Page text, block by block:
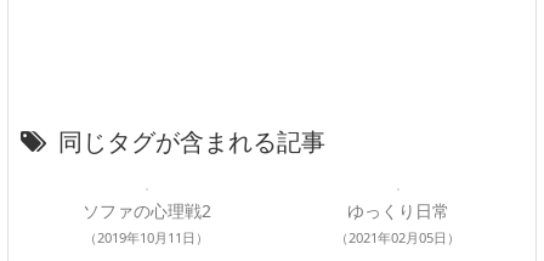
同じタグが含まれる記事
ソファの心理戦2
（2019年10月11日）
ゆっくり日常
（2021年02月05日）